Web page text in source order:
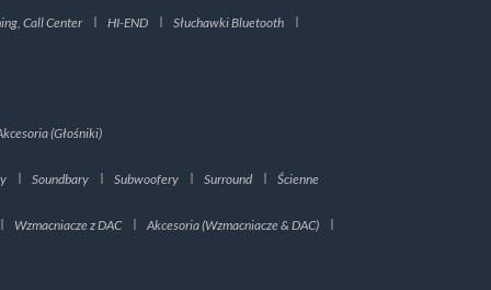
Call Center HI-END
Słuchawki Bluetooth
(Głośniki)
Soundbary Subwoofery Surround Ścienne
Wzmacniacze z DAC
Akcesoria (Wzmacniacze & DAC)